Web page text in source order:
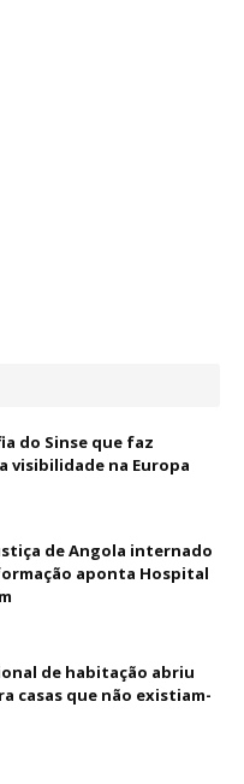
do Sinse que faz
visibilidade na Europa
de Angola internado
aponta Hospital
de habitação abriu
casas que não existiam-